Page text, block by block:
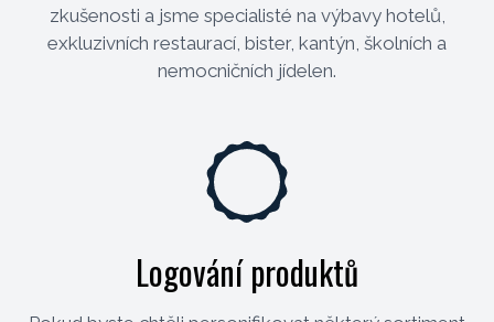
zkušenosti a jsme specialisté na výbavy hotelů,
exkluzivních restaurací, bister, kantýn, školních a
nemocničních jídelen.
Logování produktů